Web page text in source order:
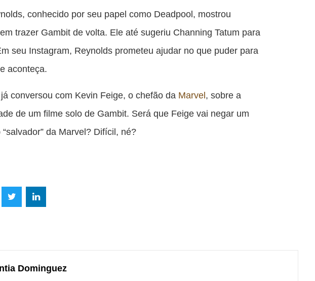
conhecido por seu papel como Deadpool, mostrou
trazer Gambit de volta. Ele até sugeriu Channing Tatum para
seu Instagram, Reynolds prometeu ajudar no que puder para
aconteça.
conversou com Kevin Feige, o chefão da Marvel, sobre a
de um filme solo de Gambit. Será que Feige vai negar um
da Marvel? Difícil, né?
LinkedIn
Dominguez